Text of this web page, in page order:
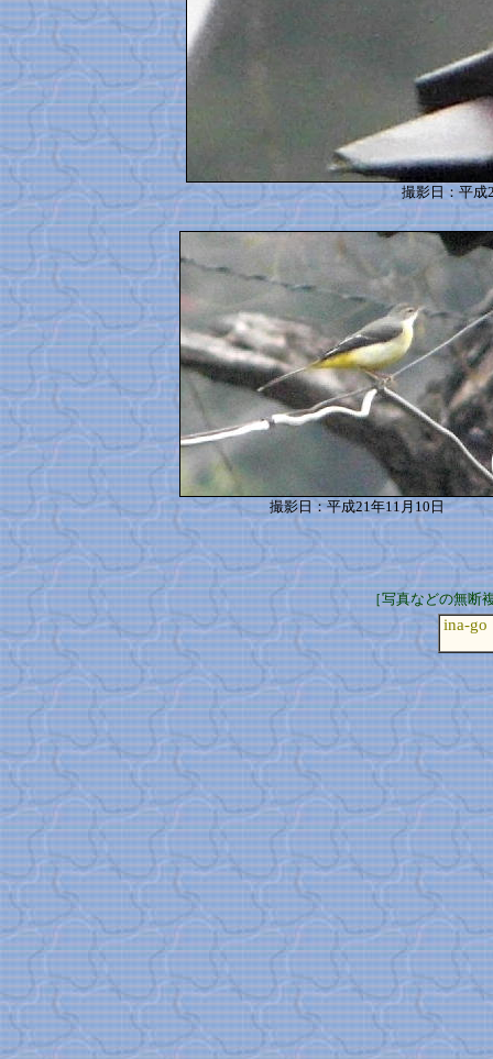
撮影日：平成
撮影日：平成21年11月10日
［写真などの無断
ina-go